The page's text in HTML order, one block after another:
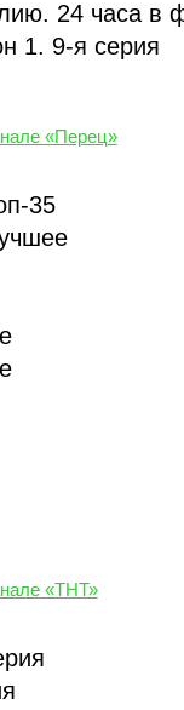
24 часа в
1. 9-я серия
«Перец»
35
«ТНТ»